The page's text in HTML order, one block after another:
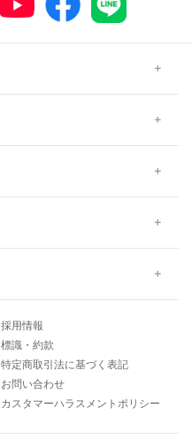
採用情報
標識・約款
特定商取引法に基づく表記
お問い合わせ
カスタマーハラスメントポリシー